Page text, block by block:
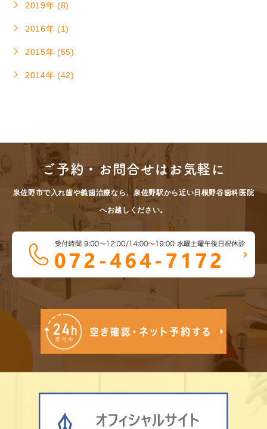
2019年 (8)
2016年 (1)
2015年 (55)
2014年 (42)
ご予約・お問合せはお気軽に
泉佐野市で入れ歯や義歯治療なら、泉佐野駅から近い日根野谷歯科医院
へお越しください。